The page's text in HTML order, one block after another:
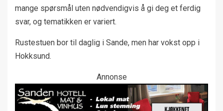
mange spørsmål uten nødvendigvis å gi deg et ferdig
svar, og tematikken er variert.
Rustestuen bor til daglig i Sande, men har vokst opp i
Hokksund.
Annonse